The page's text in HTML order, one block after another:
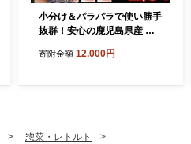
小分け＆パラパラで使い勝手
抜群！安心の鹿児島県産 豚
0g×5P) 訳あり 小間切れ 小分
寄附金額 12,000円
惣菜・レトルト